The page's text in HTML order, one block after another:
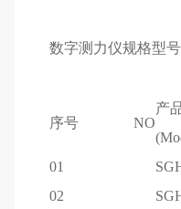
数字测力仪规格型号
序号 NO
产
01
02